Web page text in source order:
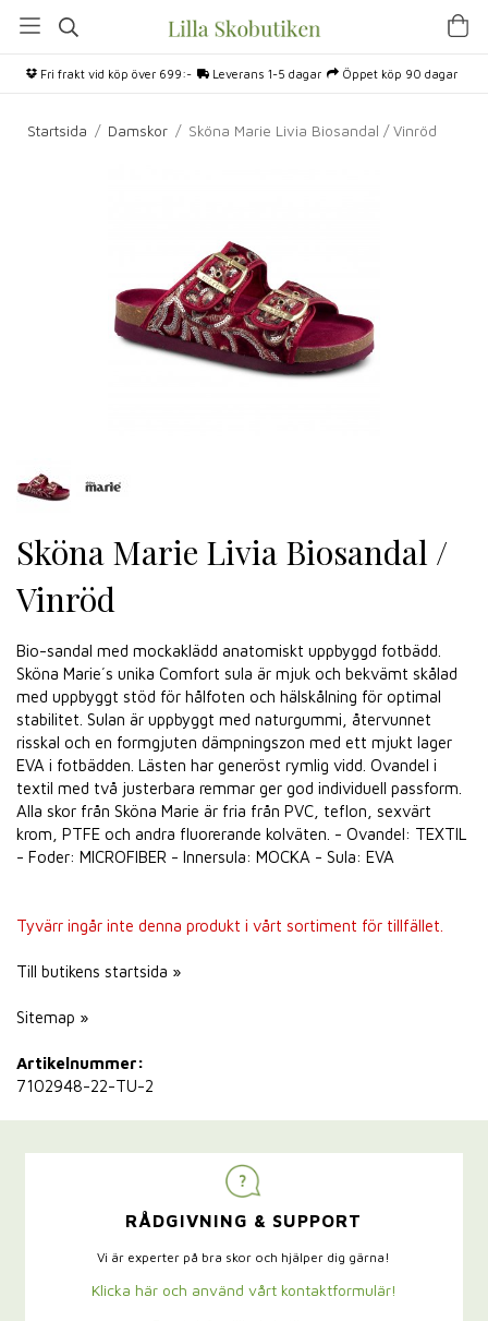
Fri frakt vid köp över 699:- Leverans 1-5 dagar Öppet köp 90 dagar
Startsida / Damskor / Sköna Marie Livia Biosandal / Vinröd
Sköna Marie Livia Biosandal /
Vinröd
Bio-sandal med mockaklädd anatomiskt uppbyggd fotbädd.
Sköna Marie´s unika Comfort sula är mjuk och bekvämt skålad
med uppbyggt stöd för hålfoten och hälskålning för optimal
stabilitet. Sulan är uppbyggt med naturgummi, återvunnet
risskal och en formgjuten dämpningszon med ett mjukt lager
EVA i fotbädden. Lästen har generöst rymlig vidd. Ovandel i
textil med två justerbara remmar ger god individuell passform.
Alla skor från Sköna Marie är fria från PVC, teflon, sexvärt
krom, PTFE och andra fluorerande kolväten. - Ovandel: TEXTIL
- Foder: MICROFIBER - Innersula: MOCKA - Sula: EVA
Tyvärr ingår inte denna produkt i vårt sortiment för tillfället.
Till butikens startsida »
Sitemap »
Artikelnummer:
7102948-22-TU-2
RÅDGIVNING & SUPPORT
Vi är experter på bra skor och hjälper dig gärna!
Klicka här och använd vårt kontaktformulär!